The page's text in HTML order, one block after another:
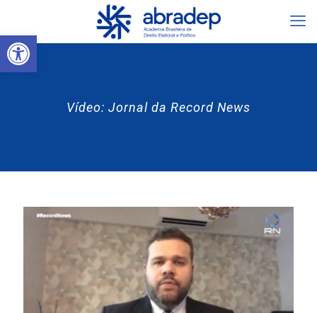
Abrir a barra de ferramentas
Vídeo: Jornal da Record News